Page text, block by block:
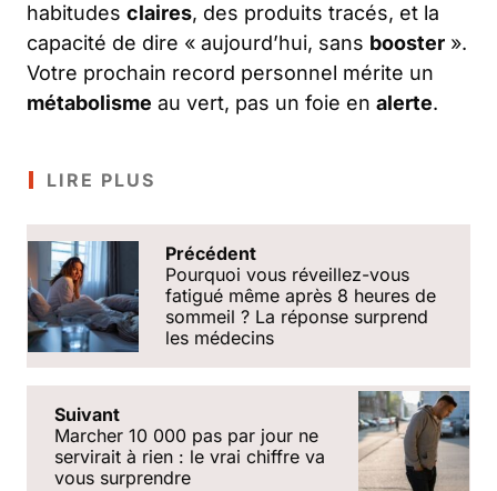
habitudes claires, des produits tracés, et la
capacité de dire « aujourd’hui, sans booster ».
Votre prochain record personnel mérite un
métabolisme au vert, pas un foie en alerte.
LIRE PLUS
Précédent
Pourquoi vous réveillez-vous
fatigué même après 8 heures de
sommeil ? La réponse surprend
les médecins
Suivant
Marcher 10 000 pas par jour ne
servirait à rien : le vrai chiffre va
vous surprendre